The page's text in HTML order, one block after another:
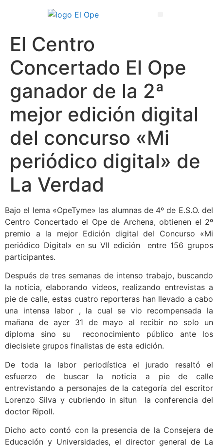
El Centro
Concertado El Ope
ganador de la 2ª
mejor edición digital
del concurso «Mi
periódico digital» de
La Verdad
Bajo el lema «OpeTyme» las alumnas de 4º de E.S.O. del
Centro Concertado el Ope de Archena, obtienen el 2º
premio a la mejor Edición digital del Concurso «Mi
periódico Digital» en su VII edición entre 156 grupos
participantes.
Después de tres semanas de intenso trabajo, buscando
la noticia, elaborando videos, realizando entrevistas a
pie de calle, estas cuatro reporteras han llevado a cabo
una intensa labor , la cual se vio recompensada la
mañana de ayer 31 de mayo al recibir no solo un
diploma sino su reconocimiento público ante los
diecisiete grupos finalistas de esta edición.
De toda la labor periodística el jurado resaltó el
esfuerzo de buscar la noticia a pie de calle
entrevistando a personajes de la categoría del escritor
Lorenzo Silva y cubriendo in situn la conferencia del
doctor Ripoll.
Dicho acto contó con la presencia de la Consejera de
Educación y Universidades, el director general de La